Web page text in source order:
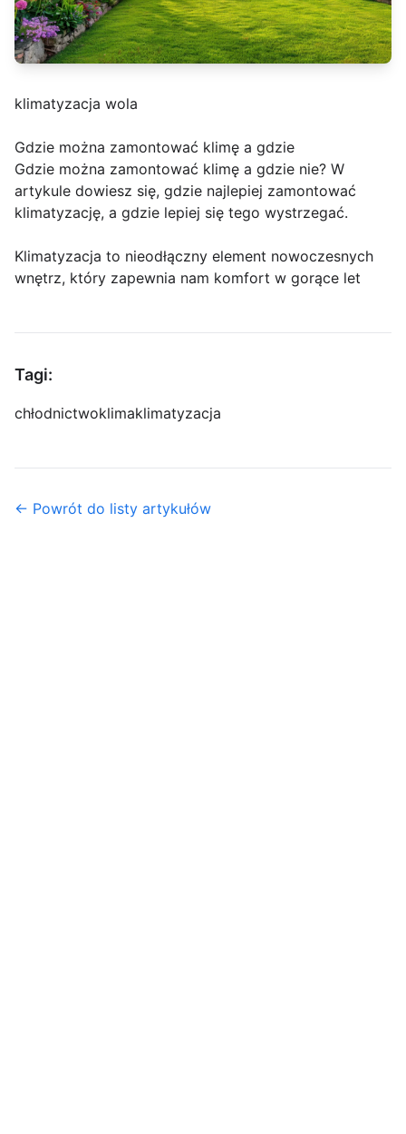
klimatyzacja wola
Gdzie można zamontować klimę a gdzie
Gdzie można zamontować klimę a gdzie nie? W
artykule dowiesz się, gdzie najlepiej zamontować
klimatyzację, a gdzie lepiej się tego wystrzegać.
Klimatyzacja to nieodłączny element nowoczesnych
wnętrz, który zapewnia nam komfort w gorące let
Tagi:
chłodnictwoklimaklimatyzacja
← Powrót do listy artykułów